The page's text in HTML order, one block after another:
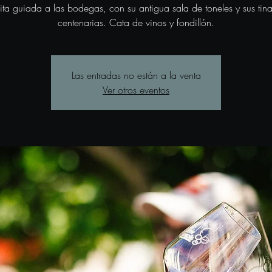
guiada a las bodegas, con su antigua sala de toneles y sus
centenarias. Cata de vinos y fondillón.
Las entradas no están a la venta
Ver otros eventos